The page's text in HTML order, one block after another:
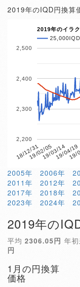
2019年のIQD円換算
2019年のイラ
18/12/3119/02/0519/03/1419/04/19
19/
2,200
2,300
2,400
2,500
2005年 2006年
2011年
2012年
2017年
2018年
2023年
2024年
2019年の
平均 2306.05円 年
円
1月の円換算
価格